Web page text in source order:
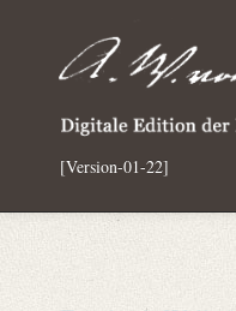
[Version-01-22]